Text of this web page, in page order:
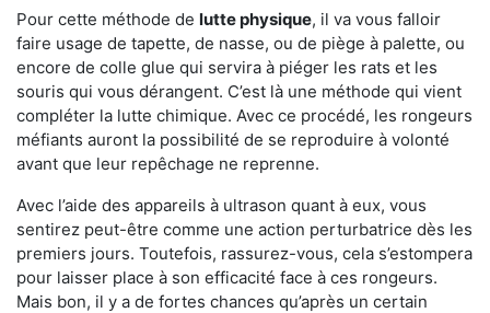
Pour cette méthode de lutte physique, il va vous falloir
faire usage de tapette, de nasse, ou de piège à palette, ou
encore de colle glue qui servira à piéger les rats et les
souris qui vous dérangent. C’est là une méthode qui vient
compléter la lutte chimique. Avec ce procédé, les rongeurs
méfiants auront la possibilité de se reproduire à volonté
avant que leur repêchage ne reprenne.
Avec l’aide des appareils à ultrason quant à eux, vous
sentirez peut-être comme une action perturbatrice dès les
premiers jours. Toutefois, rassurez-vous, cela s’estompera
pour laisser place à son efficacité face à ces rongeurs.
Mais bon, il y a de fortes chances qu’après un certain